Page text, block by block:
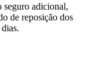
seguro adicional,
de reposição dos